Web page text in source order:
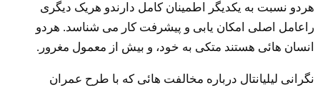
هردو نسبت به یکدیگر اطمینان کامل دارندو هریک دیگری
راعامل اصلی امکان یابی و پیشرفت کار می شناسد. هردو
انسان هائی هستند متکی به خود، و بیش از معمول مغرور.
نگرانی لیلیانتال درباره مخالفت هائی که با طرح عمران